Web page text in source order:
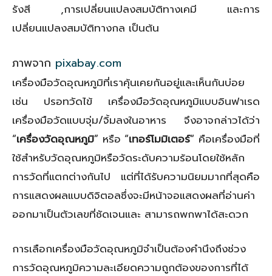
รังสี ,การเปลี่ยนแปลงสมบัติทางเคมี และการ
เปลี่ยนแปลงสมบัติทางกล เป็นต้น
ภาพจาก pixabay.com
เครื่องมือวัดอุณหภูมิที่เราคุ้นเคยกันอยู่และเห็นกันบ่อย
เช่น ปรอทวัดไข้ เครื่องมือวัดอุณหภูมิแบบอินฟาเรด
เครื่องมือวัดแบบจุ่ม/จิ้มลงในอาหาร จึงอาจกล่าวได้ว่า
“เครื่องวัดอุณหภูมิ” หรือ “เทอร์โมมิเตอร์“ คือเครื่องมือที่
ใช้สำหรับวัดอุณหภูมิหรือวัดระดับความร้อนโดยใช้หลัก
การวัดที่แตกต่างกันไป แต่ที่ได้รับความนิยมมากที่สุดคือ
การแสดงผลแบบดิจิตอลซึ่งจะมีหน้าจอแสดงผลที่อ่านค่า
ออกมาเป็นตัวเลขที่ชัดเจนและ สามารถพกพาได้สะดวก
การเลือกเครื่องมือวัดอุณหภูมิจำเป็นต้องคำนึงถึงช่วง
การวัดอุณหภูมิความละเอียดความถูกต้องของการที่ได้